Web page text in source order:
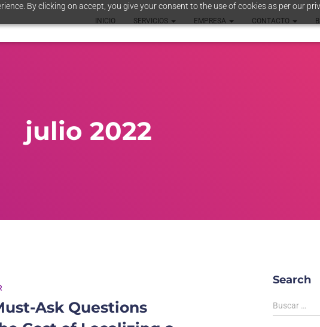
By clicking on accept, you give your consent to the use of cookies as per our
INICIO SERVICIOS EMPRESA CONTACTO
julio 2022
Ask Questions
Search
Buscar …